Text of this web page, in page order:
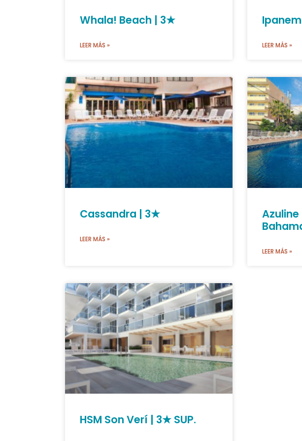
Whala! Beach | 3★
LEER MÁS » LEER MÁS »
Cassandra | 3★
LEER MÁS »
LEER MÁS »
HSM Son Verí | 3★ SUP.